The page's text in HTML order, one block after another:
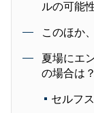
ルの可能
このほか
夏場にエ
の場合は？
セルフ